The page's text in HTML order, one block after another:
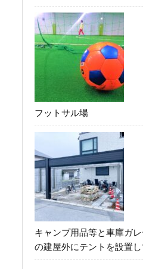
フットサル場
キャンプ用品等と車庫ガ
の建屋外にテントを設置